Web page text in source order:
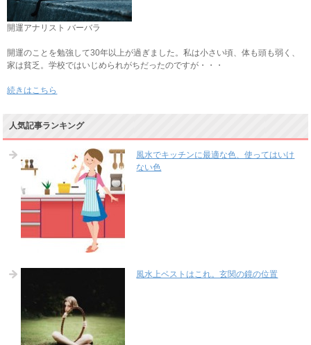
開運アナリスト バーバラ
開運のことを勉強して30年以上が過ぎました。私は小さい頃、体も頭も弱く、
家は貧乏。学校ではいじめられがちだったのですが・・・
続きはこちら
人気記事ランキング
風水でキッチンに最適な色、使ってはいけ
ない色
風水上ベストはこれ。玄関の鏡の位置